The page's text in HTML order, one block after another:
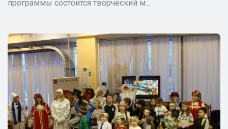
программы состоится творческий м...